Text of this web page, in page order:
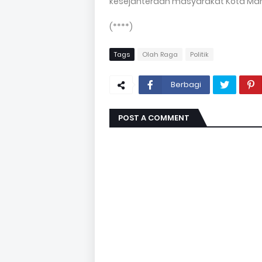
(****)
Tags Olah Raga Politik
Berbagi
POST A COMMENT